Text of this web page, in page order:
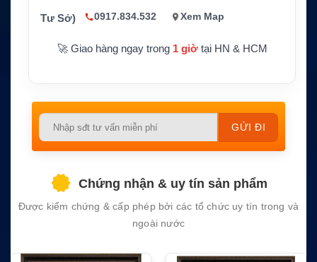
Tính năn
RayMic có dây, loa thụ động, Loudhailer, Fo
Tư Sở) 0917.834.532 Xem Map
🚀 Giao hàng ngay trong 1 giờtại HN & HCM
Please
empty.
Chứng nhận & uy tín sản phẩm
Được kiểm chứng & cấp phép bởi các tổ chức uy tín trong và
ngoài nước